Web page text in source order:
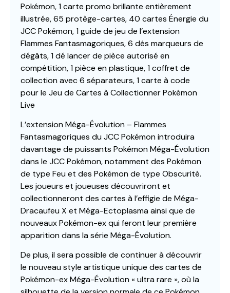
Pokémon, 1 carte promo brillante entièrement
illustrée, 65 protège-cartes, 40 cartes Énergie du
JCC Pokémon, 1 guide de jeu de l’extension
Flammes Fantasmagoriques, 6 dés marqueurs de
dégâts, 1 dé lancer de pièce autorisé en
compétition, 1 pièce en plastique, 1 coffret de
collection avec 6 séparateurs, 1 carte à code
pour le Jeu de Cartes à Collectionner Pokémon
Live
L’extension Méga-Évolution – Flammes
Fantasmagoriques du JCC Pokémon introduira
davantage de puissants Pokémon Méga-Évolution
dans le JCC Pokémon, notamment des Pokémon
de type Feu et des Pokémon de type Obscurité.
Les joueurs et joueuses découvriront et
collectionneront des cartes à l’effigie de Méga-
Dracaufeu X et Méga-Ectoplasma ainsi que de
nouveaux Pokémon-ex qui feront leur première
apparition dans la série Méga-Évolution.
De plus, il sera possible de continuer à découvrir
le nouveau style artistique unique des cartes de
Pokémon-ex Méga-Évolution « ultra rare », où la